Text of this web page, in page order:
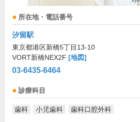
所在地・電話番号
汐留駅
東京都港区新橋5丁目13-10
VORT新橋NEX2F [地図]
03-6435-6464
診療科目
歯科 小児歯科 歯科口腔外科